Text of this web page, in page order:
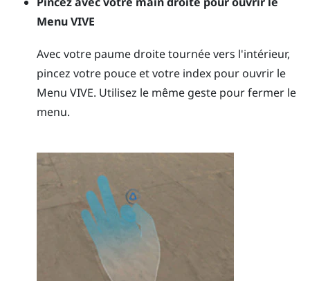
Menu VIVE
Avec votre paume droite tournée vers l'intérieur,
pincez votre pouce et votre index pour ouvrir le
Menu VIVE. Utilisez le même geste pour fermer le
menu.